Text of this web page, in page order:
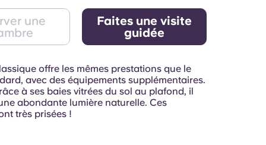
une
Faites une visite
guidée
offre les mêmes prestations que le
avec des équipements supplémentaires.
à ses baies vitrées du sol au plafond, il
abondante lumière naturelle. Ces
très prisées !